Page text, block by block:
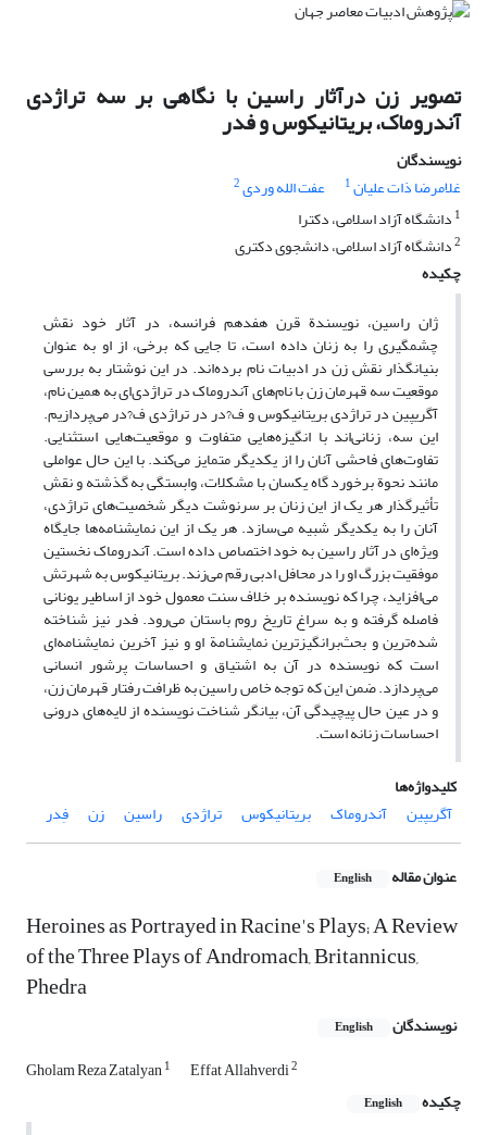
تصویر زن درآثار راسین با نگاهی بر سه تراژدی
آندروماک، بریتانیکوس و فدر
نویسندگان
غلامرضا ذات علیان1 عفت الله وردی2
1 دانشگاه آزاد اسلامی، دکترا
2دانشگاه آزاد اسلامی، دانشجوی دکتری
چکیده
ژان راسین، نویسندة قرن هفدهم فرانسه، در آثار خود نقش
چشمگیری را به زنان داده است، تا جایی که برخی، از او به عنوان
بنیانگذار نقش زن در ادبیات نام برده‌اند. در این نوشتار به بررسی
موقعیت سه قهرمان زن با نام‌های آندروماک در تراژدی‌ای به همین نام،
آگریپین در تراژدی بریتانیکوس و ف?در در تراژدی ف?در می‌پردازیم.
این سه، زنانی‌اند با انگیزه‌هایی متفاوت و موقعیت‌هایی استثنایی.
تفاوت‌های فاحشی آنان را از یکدیگر متمایز می‌کند. با این حال عواملی
مانند نحوة برخورد گاه یکسان با مشکلات، وابستگی به گذشته و نقش
تأثیرگذار هر یک از این زنان بر سرنوشت دیگر شخصیت‌های تراژدی،
آنان را به یکدیگر شبیه می‌سازد. هر یک از این نمایشنامه‌ها جایگاه
ویژه‌ای در آثار راسین به خود اختصاص داده است. آندروماک نخستین
موفقیت بزرگ او را در محافل ادبی رقم می‌زند. بریتانیکوس به شهرتش
می‌افزاید، چرا که نویسنده بر خلاف سنت معمول خود از اساطیر یونانی
فاصله گرفته و به سراغ تاریخ روم باستان می‌رود. فدر نیز شناخته
شده‌ترین و بحث‌برانگیزترین نمایشنامة او و نیز آخرین نمایشنامه‌ای
است که نویسنده در آن به اشتیاق و احساسات پرشور انسانی
می‌پردازد. ضمن این که توجه خاص راسین به ظرافت رفتار قهرمان زن،
و در عین حال پیچیدگی آن، بیانگر شناخت نویسنده از لایه‌های درونی
احساسات زنانه است.
کلیدواژه‌ها
آگریپین
آندروماک بریتانیکوس تراژدی راسین زن فِدر
عنوان مقاله English
Heroines as Portrayed in Racine's Plays; A Review
of the Three Plays of Andromach, Britannicus,
Phedra
نویسندگان English
Gholam Reza Zatalyan1 Effat Allahverdi2
چکیده English